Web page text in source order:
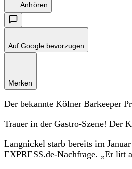
Anhören
Auf Google bevorzugen
Merken
Der bekannte Kölner Barkeeper
Trauer in der Gastro-Szene! Der
Langnickel starb bereits im
EXPRESS.de-Nachfrage. „Er litt